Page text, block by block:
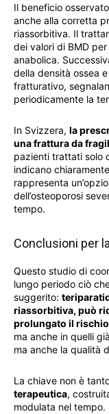
Il beneficio
anche alla corretta
riassorbitiva. Il
dei valori di BMD
anabolica.
della densità ossea
fratturativo,
periodicamente la
In Svizzera, la
una frattura da
pazienti trattati solo
indicano
rappresenta
dell’osteoporosi
tempo.
Conclusioni per
Questo studio di
lungo periodo ciò
suggerito:
riassorbitiva, può
prolungato il
ma anche in quelli
ma anche la qualità
La chiave non è
terapeutica,
modulata nel